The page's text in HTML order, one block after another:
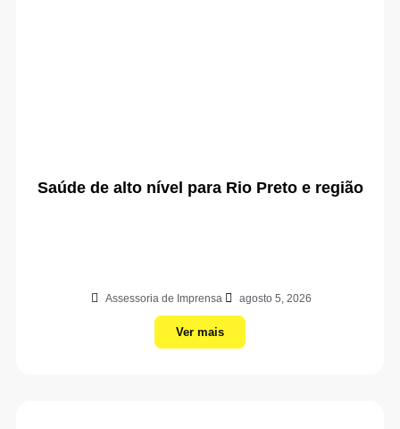
Saúde de alto nível para Rio Preto e região
Assessoria de Imprensa agosto 5, 2026
Ver mais